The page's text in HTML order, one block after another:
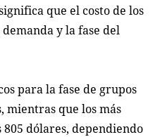
que el costo de los
y la fase del
para la fase de grupos
mientras que los más
dólares, dependiendo